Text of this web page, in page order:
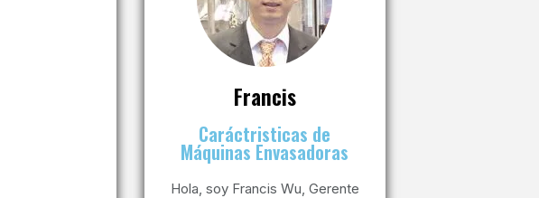
Francis
Caráctristicas de
Máquinas Envasadoras
Hola, soy Francis Wu, Gerente